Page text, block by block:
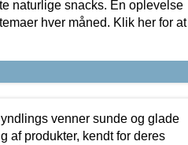
naturlige snacks. En oplevelse
hver måned. Klik her for at
venner sunde og glade
af produkter, kendt for deres